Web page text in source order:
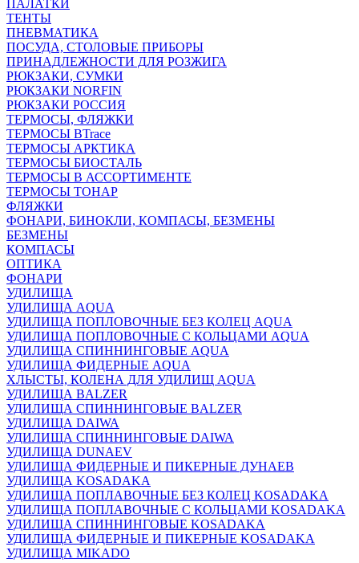
ПАЛАТКИ
ТЕНТЫ
ПНЕВМАТИКА
ПОСУДА, СТОЛОВЫЕ ПРИБОРЫ
ПРИНАДЛЕЖНОСТИ ДЛЯ РОЗЖИГА
РЮКЗАКИ, СУМКИ
РЮКЗАКИ NORFIN
РЮКЗАКИ РОССИЯ
ТЕРМОСЫ, ФЛЯЖКИ
ТЕРМОСЫ BTrace
ТЕРМОСЫ АРКТИКА
ТЕРМОСЫ БИОСТАЛЬ
ТЕРМОСЫ В АССОРТИМЕНТЕ
ТЕРМОСЫ ТОНАР
ФЛЯЖКИ
ФОНАРИ, БИНОКЛИ, КОМПАСЫ, БЕЗМЕНЫ
БЕЗМЕНЫ
КОМПАСЫ
ОПТИКА
ФОНАРИ
УДИЛИЩА
УДИЛИЩА AQUA
УДИЛИЩА ПОПЛОВОЧНЫЕ БЕЗ КОЛЕЦ AQUA
УДИЛИЩА ПОПЛОВОЧНЫЕ С КОЛЬЦАМИ AQUA
УДИЛИЩА СПИННИНГОВЫЕ AQUA
УДИЛИЩА ФИДЕРНЫЕ AQUA
ХЛЫСТЫ, КОЛЕНА ДЛЯ УДИЛИЩ AQUA
УДИЛИЩА BALZER
УДИЛИЩА СПИННИНГОВЫЕ BALZER
УДИЛИЩА DAIWA
УДИЛИЩА СПИННИНГОВЫЕ DAIWA
УДИЛИЩА DUNAEV
УДИЛИЩА ФИДЕРНЫЕ И ПИКЕРНЫЕ ДУНАЕВ
УДИЛИЩА KOSADAKA
УДИЛИЩА ПОПЛАВОЧНЫЕ БЕЗ КОЛЕЦ KOSADAKA
УДИЛИЩА ПОПЛАВОЧНЫЕ С КОЛЬЦАМИ KOSADAKA
УДИЛИЩА СПИННИНГОВЫЕ KOSADAKA
УДИЛИЩА ФИДЕРНЫЕ И ПИКЕРНЫЕ KOSADAKA
УДИЛИЩА MIKADO